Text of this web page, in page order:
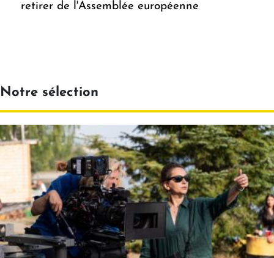
retirer de l'Assemblée européenne
Notre sélection